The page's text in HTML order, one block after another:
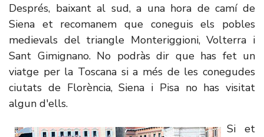
Després, baixant al sud, a una hora de camí de
Siena et recomanem que coneguis els pobles
medievals del triangle Monteriggioni, Volterra i
Sant Gimignano. No podràs dir que has fet un
viatge per la Toscana si a més de les conegudes
ciutats de Florència, Siena i Pisa no has visitat
algun d'ells.
Si et